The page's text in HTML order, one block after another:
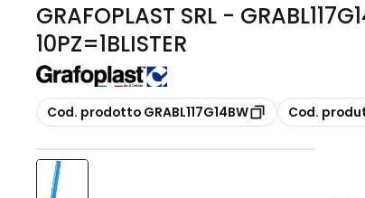
GRAFOPLAST SRL -
10PZ=1BLISTER
copia
Cod. prodotto GRABL117G14BW copia
Cod.